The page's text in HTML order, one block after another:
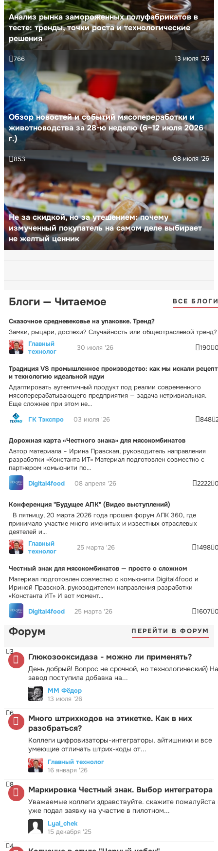
Анализ рынка замороженных полуфабрикатов в
тесте: тренды, точки роста и технологические
решения
Обзор новостей и событий мясопереработки и
животноводства за 28-ю неделю (6–12 июля 2026
г.)
13 июля '26
766
Не за скидкой, но за утешением: почему
измученный покупатель на самом деле выбирает
не желтый ценник
08 июля '26
853
Блоги — Читаемое ВСЕ
Сказочное средневековье на упаковке. Тренд?
Замки, рыцари, доспехи? Случайность или общеотраслевой тренд?
Главный
технолог
30 июля '26 190
Традиция VS промышленное производство: как мы искали рецепт
и технологию идеальной ндуи
Адаптировать аутентичный продукт под реалии современного
мясоперерабатывающего предприятия — задача нетривиальная.
Еще сложнее при этом не...
ГК Тэкспро
03 июля '26 848
Дорожная карта «Честного знака» для мясокомбинатов
Автор материала – Ирина Правская, руководитель направления
разработки «Константа ИТ» Материал подготовлен совместно с
партнером комьюнити по...
Digital4food
08 апреля '26 2222
Конференция "Будущее АПК" (Видео выступлений)
В пятницу, 20 марта 2026 года прошел форум АПК 360, где
принимало участие много именитых и известных отраслевых
деятелей и...
Главный
технолог
25 марта '26 1498
Честный знак для мясокомбинатов — просто о сложном
Материал подготовлен совместно с комьюнити Digital4food и
Ириной Правской, руководителем направления разработки
«Константа ИТ» И вот момент...
Digital4food
25 марта '26 1607
Форум ПЕРЕЙТИ В ФОРУМ
Глюкозооксидаза - можно ли применять?
День добрый! Вопрос не срочной, но технологический) На
завод поступила добавка на...
3
ММ Фёдор
13 июля '26
Много штрихкодов на этикетке. Как в них
разобраться?
Коллеги цифровизаторы-интеграторы, айтишники и все
умеющие отличать штрих-коды от...
6
Главный технолог
16 января '26
Маркировка Честный знак. Выбор интегратора
Уважаемые коллеги здравствуйте. скажите пожалуйста
уже подал заявку на участие в пилотном...
8
Lyal_chek
15 декабря '25
4